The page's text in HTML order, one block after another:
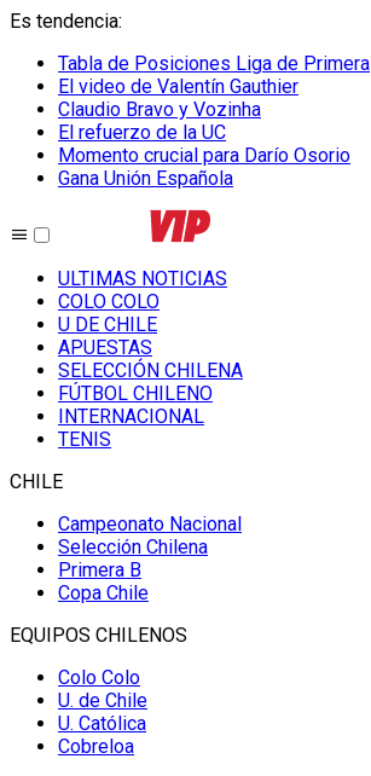
Es tendencia:
Tabla de Posiciones Liga de Primera
El video de Valentín Gauthier
Claudio Bravo y Vozinha
El refuerzo de la UC
Momento crucial para Darío Osorio
Gana Unión Española
ULTIMAS NOTICIAS
COLO COLO
U DE CHILE
APUESTAS
SELECCIÓN CHILENA
FÚTBOL CHILENO
INTERNACIONAL
TENIS
CHILE
Campeonato Nacional
Selección Chilena
Primera B
Copa Chile
EQUIPOS CHILENOS
Colo Colo
U. de Chile
U. Católica
Cobreloa